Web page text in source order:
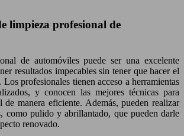
limpieza profesional de
de automóviles puede ser una excelente
resultados impecables sin tener que hacer el
profesionales tienen acceso a herramientas
y conocen las mejores técnicas para
manera eficiente. Además, pueden realizar
como pulido y abrillantado, que pueden darle
renovado.